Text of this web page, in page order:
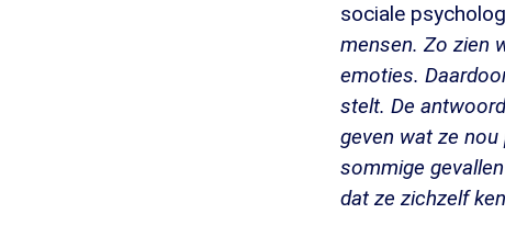
sociale
mensen. Zo zien
emoties.
stelt. De
geven wat ze
sommige
dat ze zichzelf